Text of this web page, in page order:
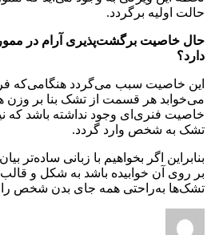
حالت اولیه برگردد.
حال خاصیت برگشت‌پذیری آرام در
دارد؟
این خاصیت سبب می‌گردد هنگامی‌که
می‌خوابد هر قسمت از تشک بنا بر وزن
خاصیت فنری‌ای وجود نداشته باشد
تشک به شخص وارد گردد.
بنابراین اگر بخواهیم با زبانی ساده‌تر
بر روی آن خوابیده باشد به شکل و
تشک‌ها به‌راحتی همه جای بدن شخص